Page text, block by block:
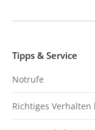
Tipps & Service
Notrufe
Richtiges Verhalten